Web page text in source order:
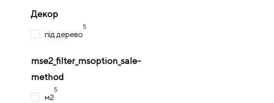
Декор
під дерево
5
mse2_filter_msoption_sale-
method
м2
5